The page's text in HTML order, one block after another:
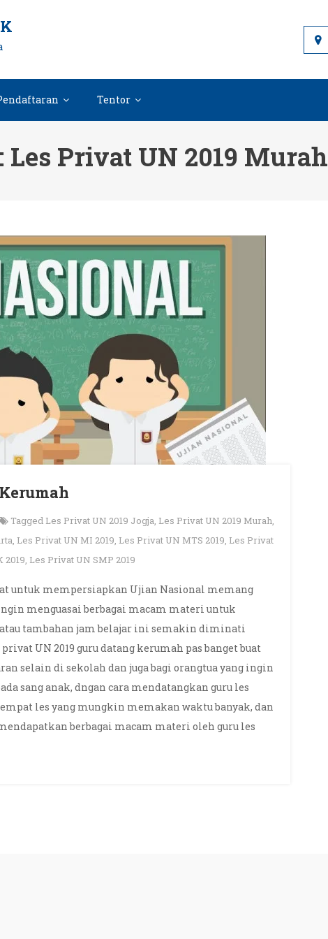
Tentor
Les Privat UN 2019 Murah
Tagged Les Privat UN 2019 Jogja, Les Privat UN 2019 Murah,
, Les Privat UN MI 2019, Les Privat UN MTS 2019, Les Privat
2019, Les Privat UN SMP 2019
untuk mempersiapkan Ujian Nasional memang
menguasai berbagai macam materi untuk
tambahan jam belajar ini semakin diminati
UN 2019 guru datang kerumah pas banget buat
selain di sekolah dan juga bagi orangtua yang ingin
sang anak, dngan cara mendatangkan guru les
les yang mungkin memakan waktu banyak, dan
berbagai macam materi oleh guru les